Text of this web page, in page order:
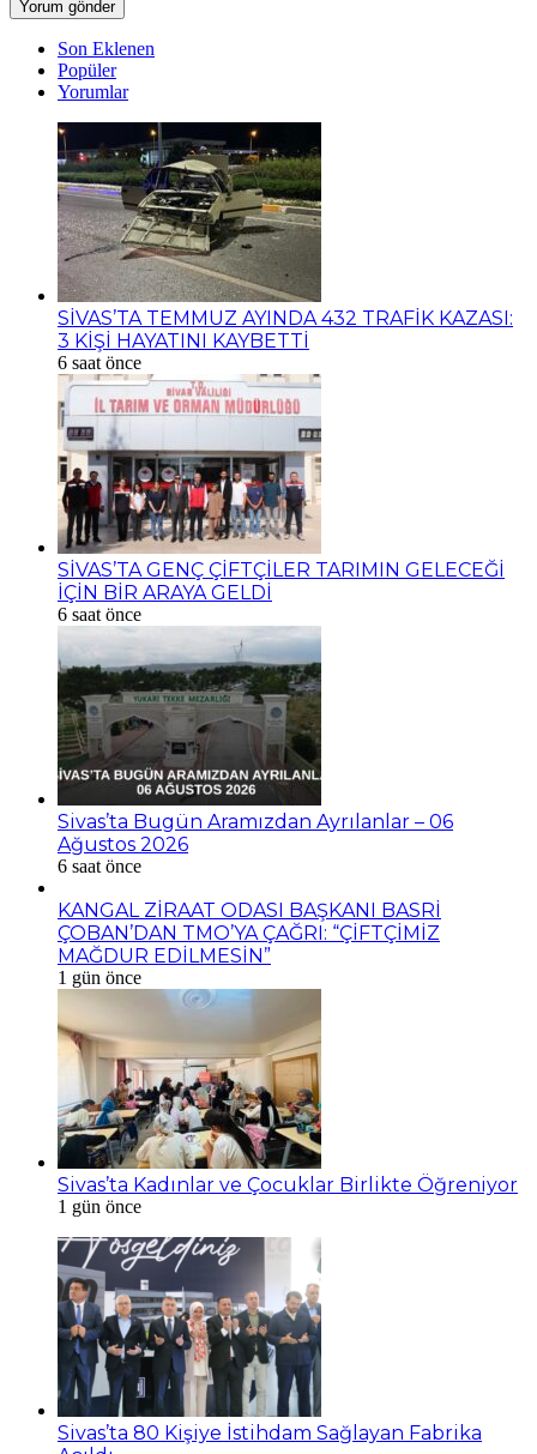
Son Eklenen
Popüler
Yorumlar
SİVAS’TA TEMMUZ AYINDA 432 TRAFİK KAZASI:
3 KİŞİ HAYATINI KAYBETTİ
6 saat önce
SİVAS’TA GENÇ ÇİFTÇİLER TARIMIN GELECEĞİ
İÇİN BİR ARAYA GELDİ
6 saat önce
Sivas’ta Bugün Aramızdan Ayrılanlar – 06
Ağustos 2026
6 saat önce
KANGAL ZİRAAT ODASI BAŞKANI BASRİ
ÇOBAN’DAN TMO’YA ÇAĞRI: “ÇİFTÇİMİZ
MAĞDUR EDİLMESİN”
1 gün önce
Sivas’ta Kadınlar ve Çocuklar Birlikte Öğreniyor
1 gün önce
Sivas’ta 80 Kişiye İstihdam Sağlayan Fabrika